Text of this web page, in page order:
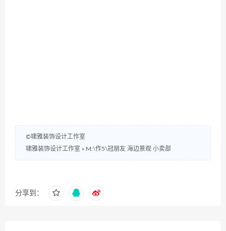
©啸雅装饰设计工作室
啸雅装饰设计工作室 » M:\作5\冠朋友 海边景观 小卖部
分享到：